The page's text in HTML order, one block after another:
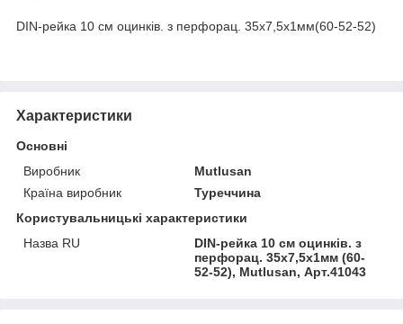
DIN-рейка 10 см оцинків. з перфорац. 35х7,5х1мм(60-52-52)
Характеристики
Основні
Виробник
Mutlusan
Країна виробник
Туреччина
Користувальницькі характеристики
Назва RU
DIN-рейка 10 см оцинків. з
перфорац. 35х7,5х1мм (60-
52-52), Mutlusan, Арт.41043